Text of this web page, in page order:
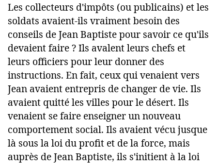
Les collecteurs d'impôts (ou publicains) et les
soldats avaient-ils vraiment besoin des
conseils de Jean Baptiste pour savoir ce qu'ils
devaient faire ? Ils avalent leurs chefs et
leurs officiers pour leur donner des
instructions. En fait, ceux qui venaient vers
Jean avaient entrepris de changer de vie. Ils
avaient quitté les villes pour le désert. Ils
venaient se faire enseigner un nouveau
comportement social. Ils avaient vécu jusque
là sous la loi du profit et de la force, mais
auprès de Jean Baptiste, ils s'initient à la loi